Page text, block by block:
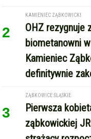
2
KAMIENIEC ZĄBKOWICKI
OHZ rezygnuje
biometanowni
Kamieniec
definitywnie
3
ZĄBKOWICE ŚLĄSKIE
Pierwsza
ząbkowickiej